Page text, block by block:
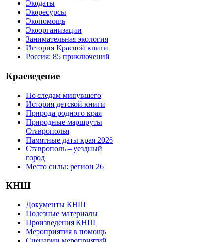
Экодаты
Экоресурсы
Экопомощь
Экоорганизации
Занимательная экология
История Красной книги
Россия: 85 приключений
Краеведение
По следам минувшего
История детской книги
Природа родного края
Природные маршруты
Ставрополья
Памятные даты края 2026
Ставрополь – уездный
город
Место силы: регион 26
КНШ
Документы КНШ
Полезные материалы
Произведения КНШ
Мероприятия в помощь
Сценарии мероприятий